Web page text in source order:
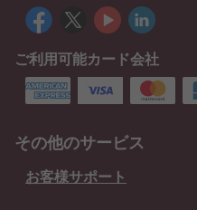
ご利用可能カード会社
その他のサービス
お客様サポート